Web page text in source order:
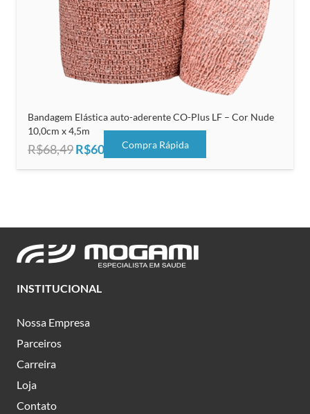
Bandagem Elástica auto-aderente CO-Plus LF – Cor Nude
10,0cm x 4,5m
R$68,49O
R$60,44 O
Compra Rápida
INSTITUCIONAL
Nossa Empresa
Parceiros
Carreira
Loja
Contato